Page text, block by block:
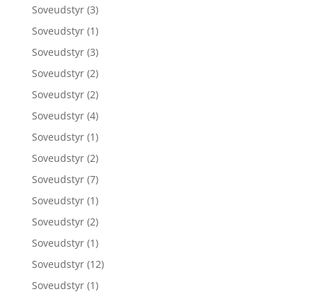
Soveudstyr (3)
Soveudstyr (1)
Soveudstyr (3)
Soveudstyr (2)
Soveudstyr (2)
Soveudstyr (4)
Soveudstyr (1)
Soveudstyr (2)
Soveudstyr (7)
Soveudstyr (1)
Soveudstyr (2)
Soveudstyr (1)
Soveudstyr (12)
Soveudstyr (1)